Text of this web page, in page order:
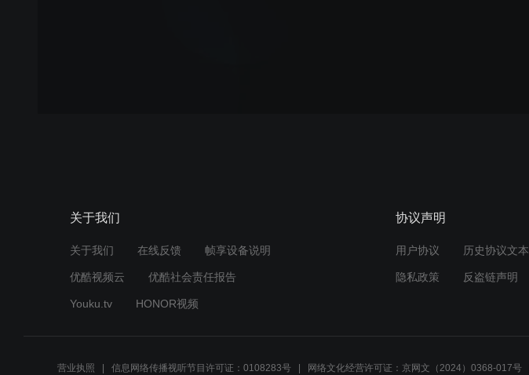
关于我们
关于我们 在线反馈 帧享设备说明
优酷视频云 优酷社会责任报告
Youku.tv HONOR视频
协议声明
用户协议 历史协议文本
隐私政策 反盗链声明
营业执照 信息网络传播视听节目许可证：0108283号 网络文化经营许可证：京网文（2024）0368-017号